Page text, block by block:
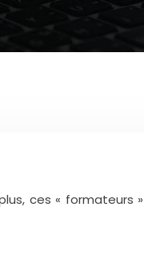
ces « formateurs